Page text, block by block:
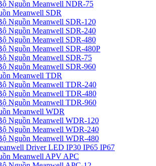
Nguồn Meanwell NDR-75
Meanwell SDR
Nguồn Meanwell SDR-120
Nguồn Meanwell SDR-240
Nguồn Meanwell SDR-480
Nguồn Meanwell SDR-480P
Nguồn Meanwell SDR-75
Nguồn Meanwell SDR-960
Meanwell TDR
Nguồn Meanwell TDR-240
Nguồn Meanwell TDR-480
Nguồn Meanwell TDR-960
Meanwell WDR
Nguồn Meanwell WDR-120
Nguồn Meanwell WDR-240
Nguồn Meanwell WDR-480
Driver LED IP30 IP65 IP67
Meanwell APV APC